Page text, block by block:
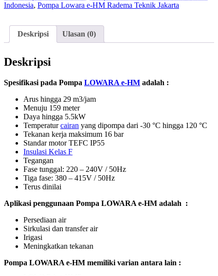
Indonesia, Pompa Lowara e-HM Radema Teknik Jakarta
Deskripsi Ulasan (0)
Deskripsi
Spesifikasi pada Pompa LOWARA e-HM adalah :
Arus hingga 29 m3/jam
Menuju 159 meter
Daya hingga 5.5kW
Temperaturcairan yang dipompa dari -30 °C hingga 120 °C
Tekanan kerja maksimum 16 bar
Standar motor TEFC IP55
Insulasi Kelas F
Tegangan
Fase tunggal: 220 – 240V / 50Hz
Tiga fase: 380 – 415V / 50Hz
Terus dinilai
Aplikasi penggunaan Pompa LOWARA e-HM adalah :
Persediaan air
Sirkulasi dan transfer air
Irigasi
Meningkatkan tekanan
Pompa LOWARA e-HM memiliki varian antara lain :